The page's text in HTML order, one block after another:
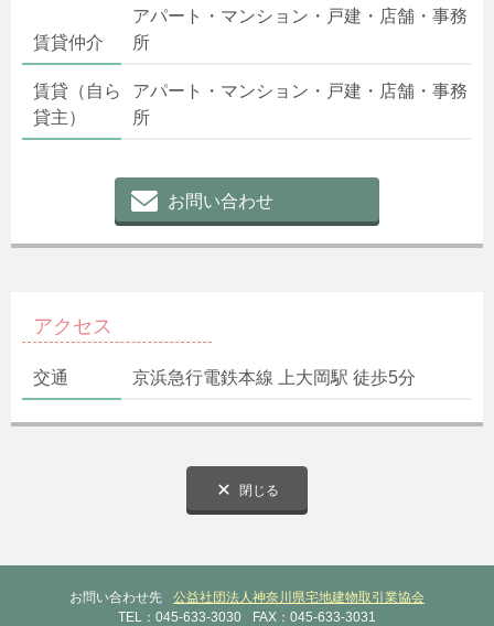
賃貸仲介
アパート・マンション・戸建・店舗・事務
所
賃貸（自ら
貸主）
アパート・マンション・戸建・店舗・事務
所
お問い合わせ
アクセス
交通 京浜急行電鉄本線 上大岡駅 徒歩5分
閉じる
お問い合わせ先
公益社団法人神奈川県宅地建物取引業協会
TEL：045-633-3030
FAX：045-633-3031